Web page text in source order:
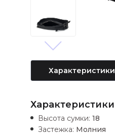
Характеристики
Характеристики
Высота сумки: 18
Застежка: Молния